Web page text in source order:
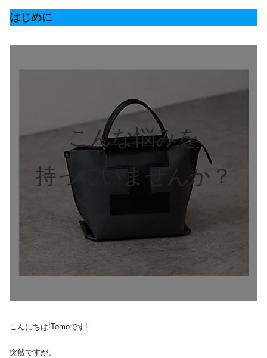
はじめに
こんな悩みを
持っていませんか？
こんにちは!Tomoです!
突然ですが、